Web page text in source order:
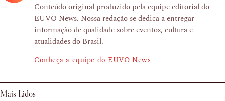
Conteúdo original produzido pela equipe editorial do
EUVO News. Nossa redação se dedica a entregar
informação de qualidade sobre eventos, cultura e
atualidades do Brasil.
Conheça a equipe do EUVO News
Mais Lidos